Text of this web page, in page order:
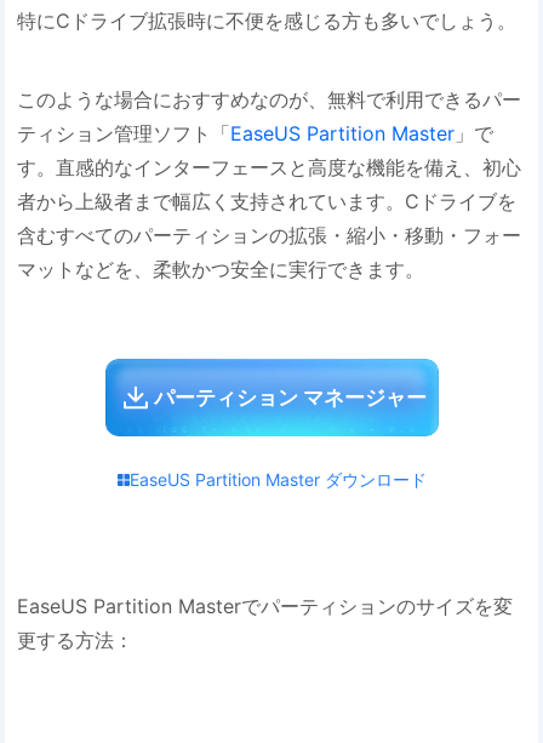
特にCドライブ拡張時に不便を感じる方も多いでしょう。
このような場合におすすめなのが、無料で利用できるパー
ティション管理ソフト「EaseUS Partition Master 」で
す。直感的なインターフェースと高度な機能を備え、初心
者から上級者まで幅広く支持されています。Cドライブを
含むすべてのパーティションの拡張・縮小・移動・フォー
マットなどを、柔軟かつ安全に実行できます。
パーティション マネージャー
EaseUS Partition Master ダウンロード
EaseUS Partition Masterでパーティションのサイズを変
更する方法：